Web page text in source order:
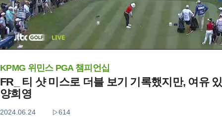
KPMG 위민스 PGA 챔피언십
FR_ 티 샷 미스로 더블 보기 기록했지만, 여유
양희영
2024.06.24 614